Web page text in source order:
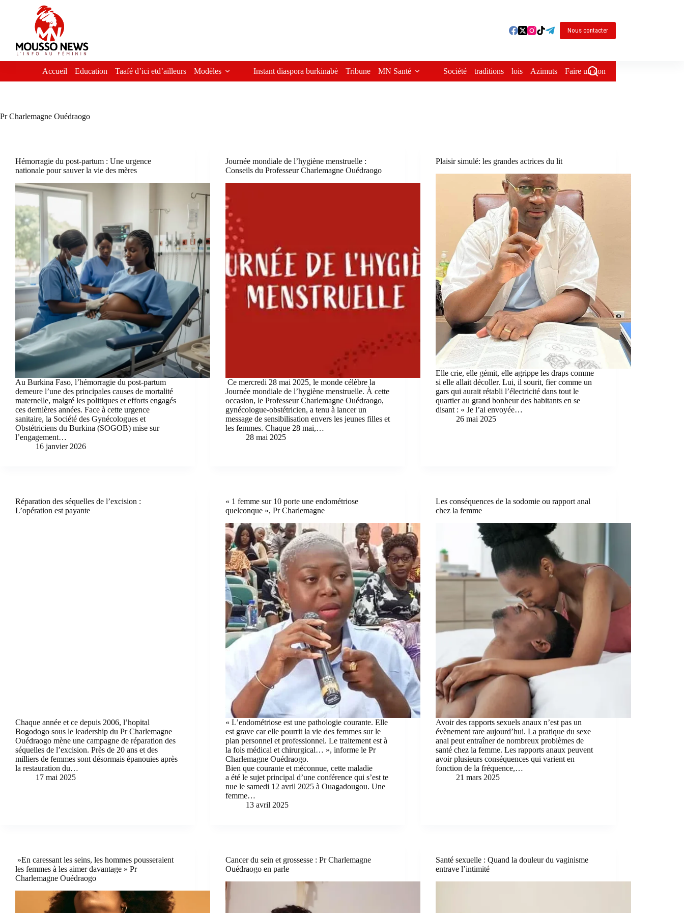
Nous contacter
Accueil Education Taafé d’ici etd’ailleurs Modèles Instant diaspora burkinabè Tribune MN Santé Société traditions lois Azimuts Faire un don
Pr Charlemagne Ouédraogo
Hémorragie du post-partum : Une urgence
nationale pour sauver la vie des mères
Au Burkina Faso, l’hémorragie du post-partum
demeure l’une des principales causes de mortalité
maternelle, malgré les politiques et efforts engagés
ces dernières années. Face à cette urgence
sanitaire, la Société des Gynécologues et
Obstétriciens du Burkina (SOGOB) mise sur
l’engagement…
16 janvier 2026
Journée mondiale de l’hygiène menstruelle :
Conseils du Professeur Charlemagne Ouédraogo
Ce mercredi 28 mai 2025, le monde célèbre la
Journée mondiale de l’hygiène menstruelle. À cette
occasion, le Professeur Charlemagne Ouédraogo,
gynécologue-obstétricien, a tenu à lancer un
message de sensibilisation envers les jeunes filles et
les femmes. Chaque 28 mai,…
28 mai 2025
Plaisir simulé: les grandes actrices du lit
Elle crie, elle gémit, elle agrippe les draps comme
si elle allait décoller. Lui, il sourit, fier comme un
gars qui aurait rétabli l’électricité dans tout le
quartier au grand bonheur des habitants en se
disant : « Je l’ai envoyée…
26 mai 2025
Réparation des séquelles de l’excision :
L’opération est payante
Chaque année et ce depuis 2006, l’hopital
Bogodogo sous le leadership du Pr Charlemagne
Ouédraogo mène une campagne de réparation des
séquelles de l’excision. Près de 20 ans et des
milliers de femmes sont désormais épanouies après
la restauration du…
17 mai 2025
« 1 femme sur 10 porte une endométriose
quelconque », Pr Charlemagne
« L’endométriose est une pathologie courante. Elle
est grave car elle pourrit la vie des femmes sur le
plan personnel et professionnel. Le traitement est à
la fois médical et chirurgical… », informe le Pr
Charlemagne Ouédraogo.
Bien que courante et méconnue, cette maladie
a été le sujet principal d’une conférence qui s’est te
nue le samedi 12 avril 2025 à Ouagadougou. Une
femme…
13 avril 2025
Les conséquences de la sodomie ou rapport anal
chez la femme
Avoir des rapports sexuels anaux n’est pas un
évènement rare aujourd’hui. La pratique du sexe
anal peut entraîner de nombreux problèmes de
santé chez la femme. Les rapports anaux peuvent
avoir plusieurs conséquences qui varient en
fonction de la fréquence,…
21 mars 2025
»En caressant les seins, les hommes pousseraient
les femmes à les aimer davantage » Pr
Charlemagne Ouédraogo
Cancer du sein et grossesse : Pr Charlemagne
Ouédraogo en parle
Santé sexuelle : Quand la douleur du vaginisme
entrave l’intimité